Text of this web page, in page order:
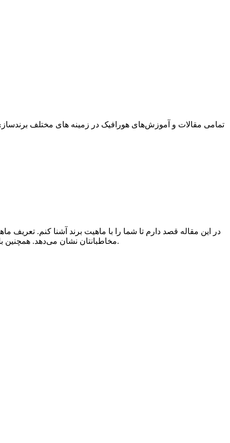
تمامی مقالات و آموزش‌های هورافیک در زمینه های مختلف
در این مقاله قصد دارم تا شما را با ماهیت برند آشنا کنم.
مخاطبانتان نشان می‌دهد. همچنین باعث می‌شود تا شما از رقبایتان متفاوت تر به چشم بیایید. در ادامه به شما نشان می دهم که چگونه ماهیت برندتان را بشناسید و تعریف کنید.